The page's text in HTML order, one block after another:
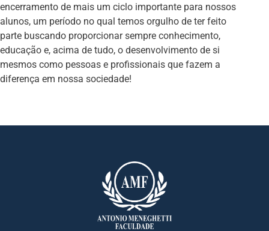
encerramento de mais um ciclo importante para nossos
alunos, um período no qual temos orgulho de ter feito
parte buscando proporcionar sempre conhecimento,
educação e, acima de tudo, o desenvolvimento de si
mesmos como pessoas e profissionais que fazem a
diferença em nossa sociedade!